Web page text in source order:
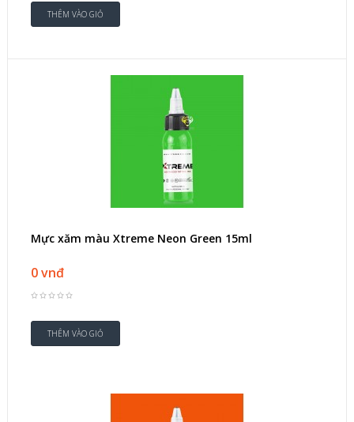
Mực xăm màu Xtreme Neon Green 15ml
0 vnđ